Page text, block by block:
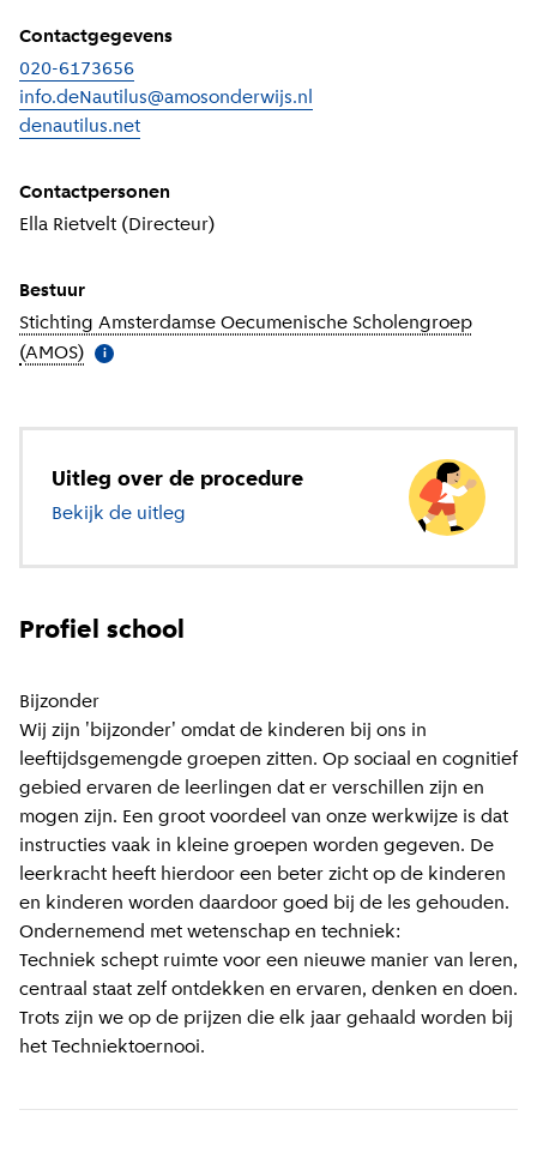
Contactgegevens
020-6173656
info.deNautilus@amosonderwijs.nl
denautilus.net
Contactpersonen
Ella Rietvelt (Directeur)
Bestuur
Stichting Amsterdamse Oecumenische Scholengroep
(AMOS) Meer informatie
i
Uitleg over de procedure
Bekijk de uitleg
Profiel school
Bijzonder
Wij zijn 'bijzonder' omdat de kinderen bij ons in
leeftijdsgemengde groepen zitten. Op sociaal en cognitief
gebied ervaren de leerlingen dat er verschillen zijn en
mogen zijn. Een groot voordeel van onze werkwijze is dat
instructies vaak in kleine groepen worden gegeven. De
leerkracht heeft hierdoor een beter zicht op de kinderen
en kinderen worden daardoor goed bij de les gehouden.
Ondernemend met wetenschap en techniek:
Techniek schept ruimte voor een nieuwe manier van leren,
centraal staat zelf ontdekken en ervaren, denken en doen.
Trots zijn we op de prijzen die elk jaar gehaald worden bij
het Techniektoernooi.